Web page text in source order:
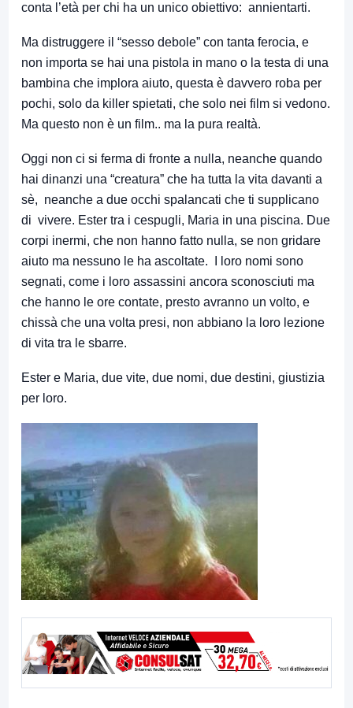
conta l’età per chi ha un unico obiettivo: annientarti.
Ma distruggere il “sesso debole” con tanta ferocia, e
non importa se hai una pistola in mano o la testa di una
bambina che implora aiuto, questa è davvero roba per
pochi, solo da killer spietati, che solo nei film si vedono.
Ma questo non è un film.. ma la pura realtà.
Oggi non ci si ferma di fronte a nulla, neanche quando
hai dinanzi una “creatura” che ha tutta la vita davanti a
sè, neanche a due occhi spalancati che ti supplicano
di vivere. Ester tra i cespugli, Maria in una piscina. Due
corpi inermi, che non hanno fatto nulla, se non gridare
aiuto ma nessuno le ha ascoltate. I loro nomi sono
segnati, come i loro assassini ancora sconosciuti ma
che hanno le ore contate, presto avranno un volto, e
chissà che una volta presi, non abbiano la loro lezione
di vita tra le sbarre.
Ester e Maria, due vite, due nomi, due destini, giustizia
per loro.